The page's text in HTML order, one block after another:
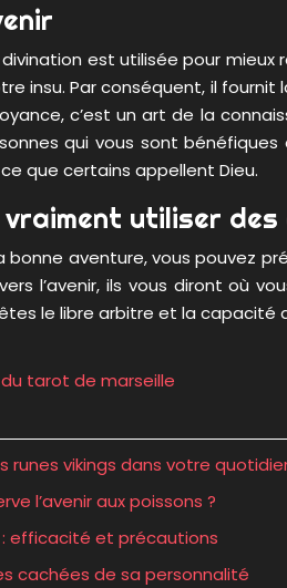
divination est utilisée pour
insu. Par conséquent, il
c’est un art de la
qui vous sont
que certains appellent Dieu.
vraiment utiliser
aventure, vous pouvez
l’avenir, ils vous diront où
le libre arbitre et la capacité
tarot de marseille
runes vikings dans votre
l’avenir aux poissons ?
: efficacité et précautions
cachées de sa personnalité